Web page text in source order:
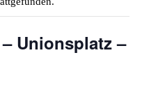
Unionsplatz –